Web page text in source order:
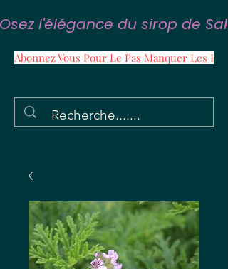
Osez l'élégance du sirop de
Abonnez Vous Pour Le Pas Manquer Les